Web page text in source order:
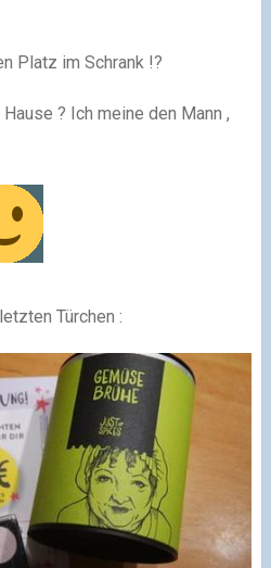
Platz im Schrank !?
? Ich meine den Mann ,
Türchen :